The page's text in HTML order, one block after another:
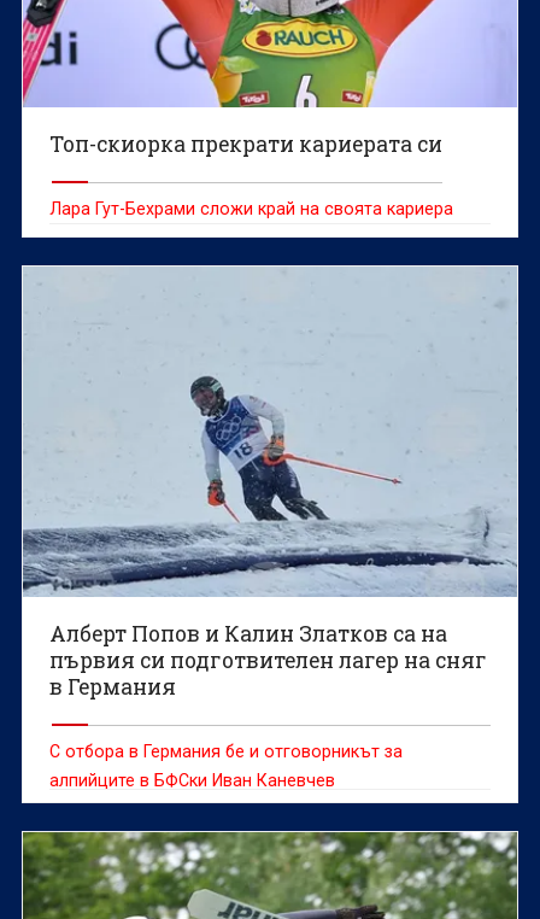
Топ-скиорка прекрати кариерата си
Лара Гут-Бехрами сложи край на своята кариера
Алберт Попов и Калин Златков са на
първия си подготвителен лагер на сняг
в Германия
С отбора в Германия бе и отговорникът за
алпийците в БФСки Иван Каневчев